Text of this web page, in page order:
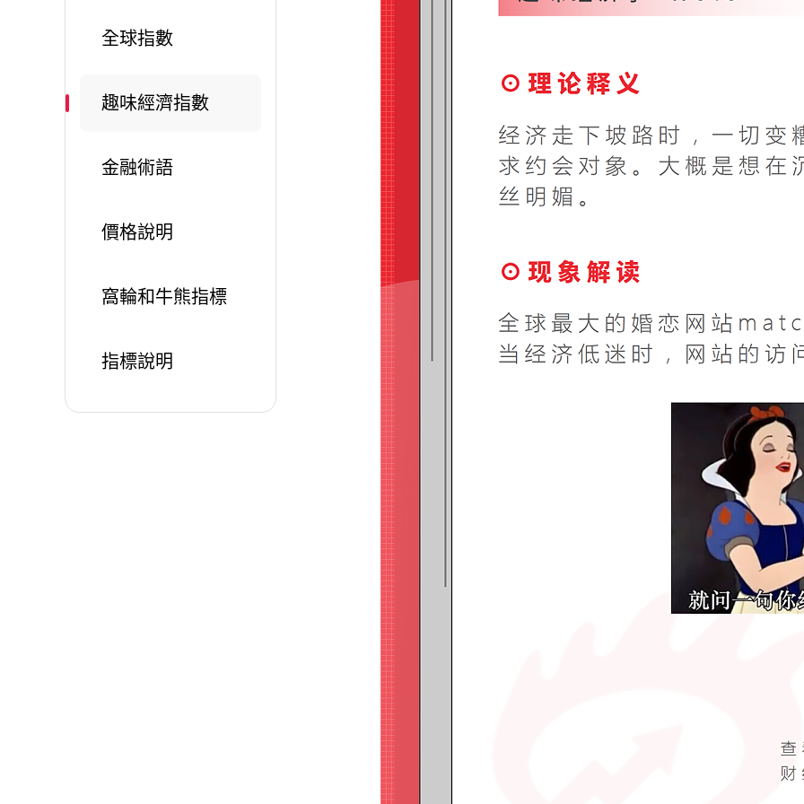
全球指數
趣味經濟指數
金融術語
價格說明
窩輪和牛熊指標
指標說明